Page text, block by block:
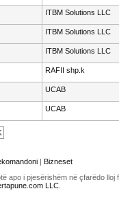
ITBM Solutions LLC
ITBM Solutions LLC
ITBM Solutions LLC
RAFII shp.k
UCAB
UCAB
| Bizneset
apo i pjesërishëm në çfarëdo
LLC